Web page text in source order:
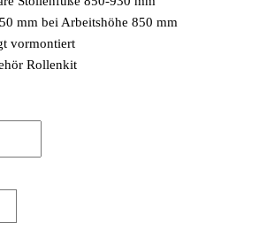
mm bei Arbeitshöhe 850 mm
vormontiert
Rollenkit